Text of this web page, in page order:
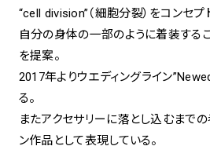
“cell division”（細胞分裂）をコンセ
自分の身体の一部のように着装する
を提案。
2017年よりウエディングライン
る。
またアクセサリーに落とし込むまで
ン作品として表現している。